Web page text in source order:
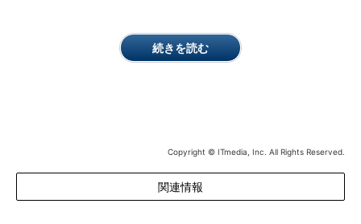
続きを読む
Copyright © ITmedia, Inc. All Rights Reserved.
関連情報